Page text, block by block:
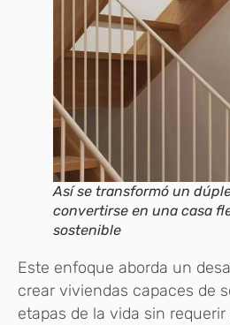
Así se transformó un
convertirse en una casa
sostenible
Este enfoque aborda un
crear viviendas capaces de
etapas de la vida sin requerir